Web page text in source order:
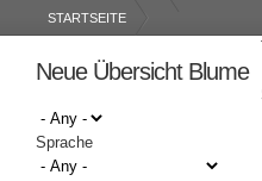
STARTSEITE
Neue Übersicht Blume
Sprache